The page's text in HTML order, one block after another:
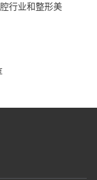
行业和整形美